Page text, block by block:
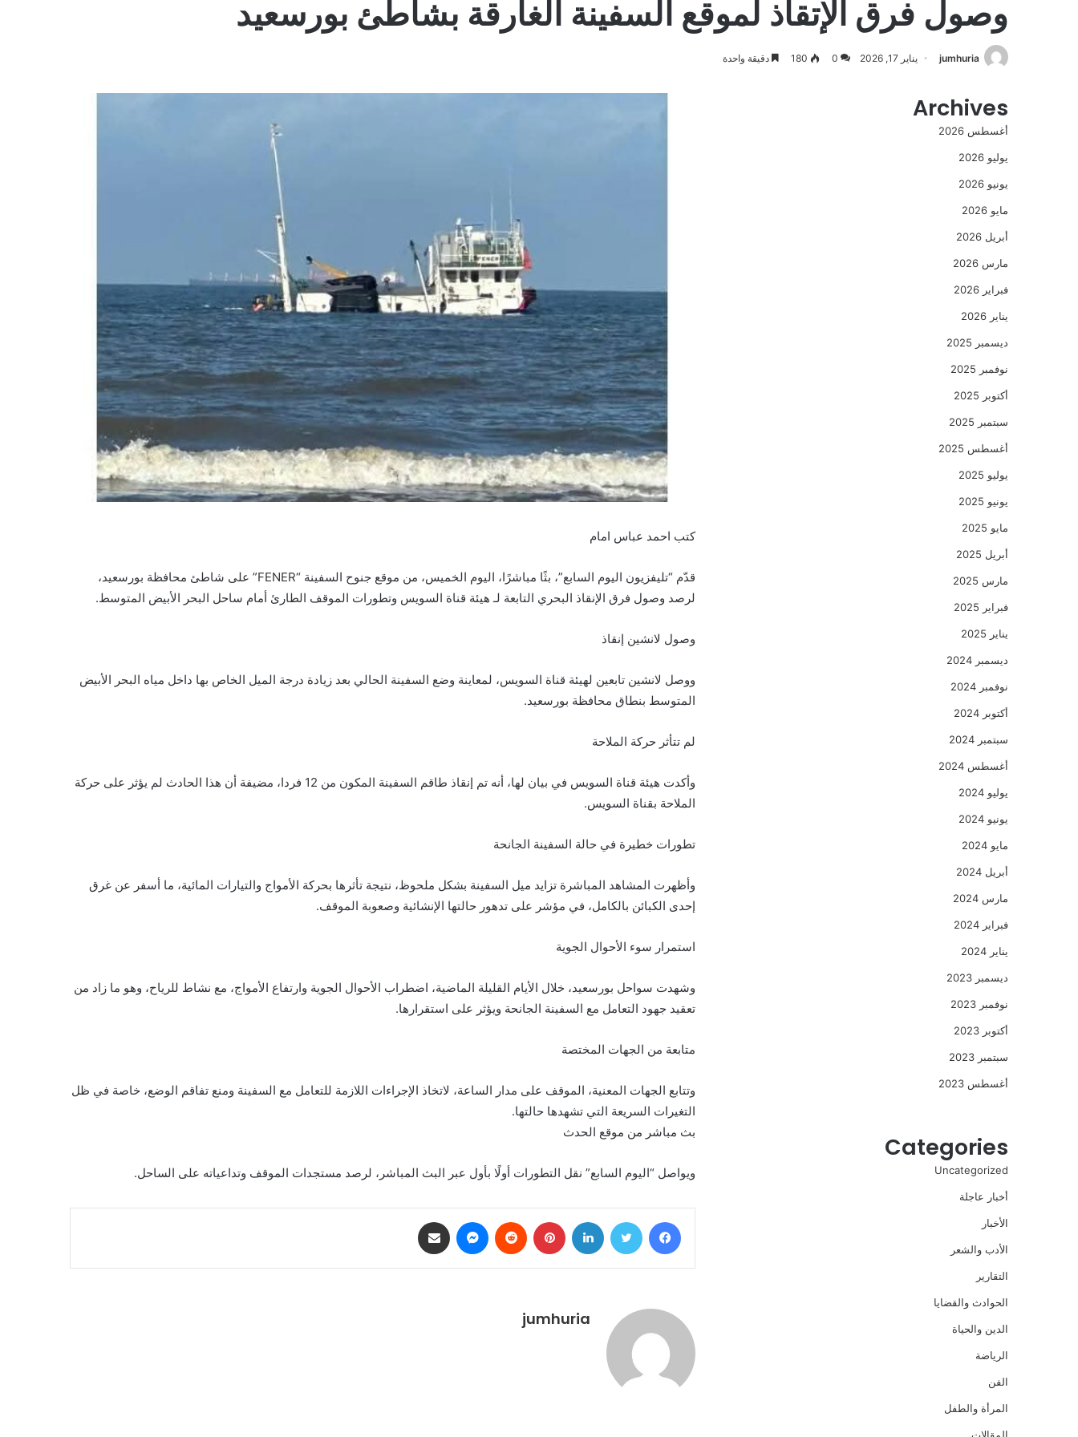
وصول فرق الإتقاذ لموقع السفينة الغارقة بشاطئ بورسعيد
jumhuria يناير 17, 2026 0
180 دقيقة واحدة
كتب احمد عباس امام
قدّم “تليفزيون اليوم السابع”، بثًا مباشرًا، اليوم الخميس، من موقع جنوح السفينة “FENER” على شاطئ محافظة بورسعيد،
لرصد وصول فرق الإنقاذ البحري التابعة لـ هيئة قناة السويس وتطورات الموقف الطارئ أمام ساحل البحر الأبيض المتوسط.
وصول لانشين إنقاذ
ووصل لانشين تابعين لهيئة قناة السويس، لمعاينة وضع السفينة الحالي بعد زيادة درجة الميل الخاص بها داخل مياه البحر الأبيض
المتوسط بنطاق محافظة بورسعيد.
لم تتأثر حركة الملاحة
وأكدت هيئة قناة السويس في بيان لها، أنه تم إنقاذ طاقم السفينة المكون من 12 فردا، مضيفة أن هذا الحادث لم يؤثر على حركة
الملاحة بقناة السويس.
تطورات خطيرة في حالة السفينة الجانحة
وأظهرت المشاهد المباشرة تزايد ميل السفينة بشكل ملحوظ، نتيجة تأثرها بحركة الأمواج والتيارات المائية، ما أسفر عن غرق
إحدى الكبائن بالكامل، في مؤشر على تدهور حالتها الإنشائية وصعوبة الموقف.
استمرار سوء الأحوال الجوية
وشهدت سواحل بورسعيد، خلال الأيام القليلة الماضية، اضطراب الأحوال الجوية وارتفاع الأمواج، مع نشاط للرياح، وهو ما زاد من
تعقيد جهود التعامل مع السفينة الجانحة ويؤثر على استقرارها.
متابعة من الجهات المختصة
وتتابع الجهات المعنية، الموقف على مدار الساعة، لاتخاذ الإجراءات اللازمة للتعامل مع السفينة ومنع تفاقم الوضع، خاصة في ظل
التغيرات السريعة التي تشهدها حالتها.
بث مباشر من موقع الحدث
ويواصل “اليوم السابع” نقل التطورات أولًا بأول عبر البث المباشر، لرصد مستجدات الموقف وتداعياته على الساحل.
فيسبوك تويتر لينكدإن بينتيريست ماسنجر
jumhuria
Archives
أغسطس 2026
يوليو 2026
يونيو 2026
مايو 2026
أبريل 2026
مارس 2026
فبراير 2026
يناير 2026
ديسمبر 2025
نوفمبر 2025
أكتوبر 2025
سبتمبر 2025
أغسطس 2025
يوليو 2025
يونيو 2025
مايو 2025
أبريل 2025
مارس 2025
فبراير 2025
يناير 2025
ديسمبر 2024
نوفمبر 2024
أكتوبر 2024
سبتمبر 2024
أغسطس 2024
يوليو 2024
يونيو 2024
مايو 2024
أبريل 2024
مارس 2024
فبراير 2024
يناير 2024
ديسمبر 2023
نوفمبر 2023
أكتوبر 2023
سبتمبر 2023
أغسطس 2023
Categories
Uncategorized
أخبار عاجلة
الأخبار
الأدب والشعر
التقارير
الحوادث والقضايا
الدين والحياة
الرياضة
الفن
المرأة والطفل